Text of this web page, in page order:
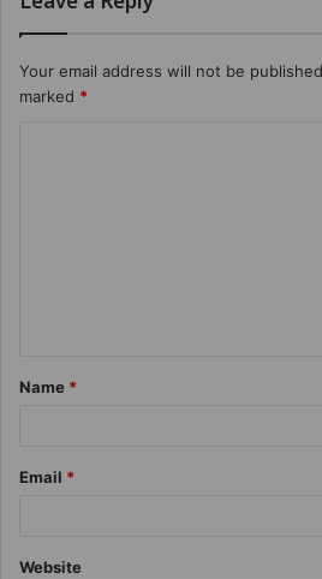
Your email address will not be
marked *
Name *
Email *
Website